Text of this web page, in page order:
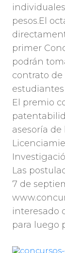
pesos.El
primer
podrán
contrato
estudiantes
El premio
asesoría
Las
7 de
interesado
para luego